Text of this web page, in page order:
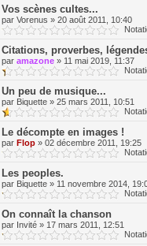
Vos scènes cultes...
par Vorenus » 20 août 2011, 10:40
Citations, proverbes,
par amazone » 11 mai 2019, 11:37
Un peu de musique...
par Biquette » 25 mars 2011, 10:51
Le décompte en images !
par Flop » 02 décembre 2011, 19:25
Les peoples.
par Biquette » 11 novembre 2014,
On connaît la chanson
par Invité » 17 mars 2011, 12:51